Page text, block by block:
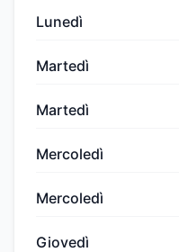
Lunedì
Martedì
Martedì
Mercoledì
Mercoledì
Giovedì